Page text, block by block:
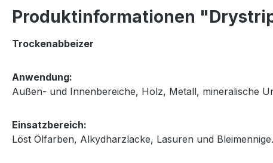
Produktinformationen
Trockenabbeizer
Anwendung:
Außen- und Innenbereiche, Holz, Metall, mineralische
Einsatzbereich:
Löst Ölfarben, Alkydharzlacke, Lasuren und Bleimennige.